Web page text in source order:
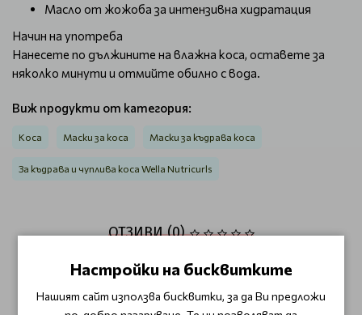
Масло от жожоба за интензивна хидратация
Начин на употреба
Нанесете по дължините на влажна коса, оставете за
няколко минути и отмийте обилно с вода.
Виж продукти от категория:
Коса Маски за коса Маски за къдрава коса
За къдрава и чуплива коса Wella Nutricurls
ОТЗИВИ (0)
Този продукт няма отзиви.
НАПИШЕТЕ ОТЗИВ
Настройки на бисквитките
Нашият сайт използва бисквитки, за да Ви предложи